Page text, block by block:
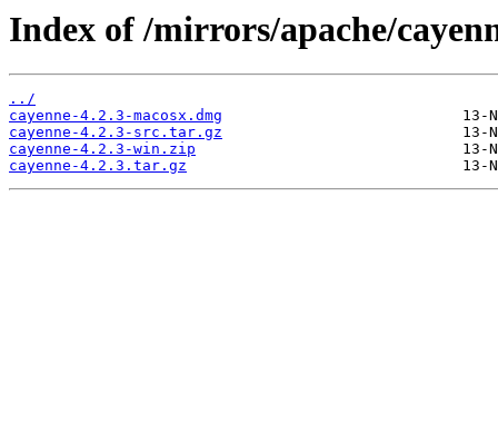
Index of /mirrors/apache/
../
cayenne-4.2.3-macosx.dmg
cayenne-4.2.3-src.tar.gz
cayenne-4.2.3-win.zip
cayenne-4.2.3.tar.gz